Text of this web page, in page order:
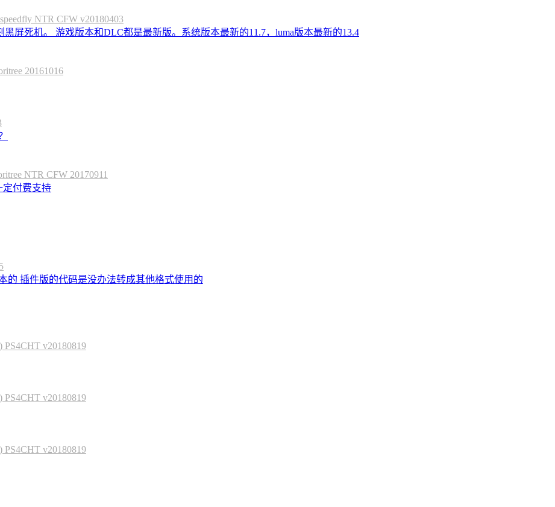
NTR CFW v20180403
屏死机。 游戏版本和DLC都是最新版。系统版本最新的11.7，luma版本最新的13.4
20161016
NTR CFW 20170911
定付费支持
的 插件版的代码是没办法转成其他格式使用的
v20180819
v20180819
v20180819